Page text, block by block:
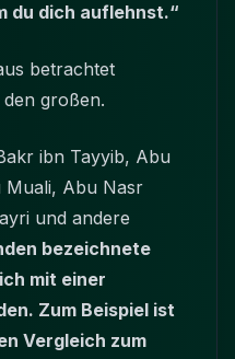
du dich auflehnst.“
betrachtet
großen.
ibn Tayyib, Abu
Muali, Abu Nasr
und andere
bezeichnete
mit einer
Zum Beispiel ist
Vergleich zum